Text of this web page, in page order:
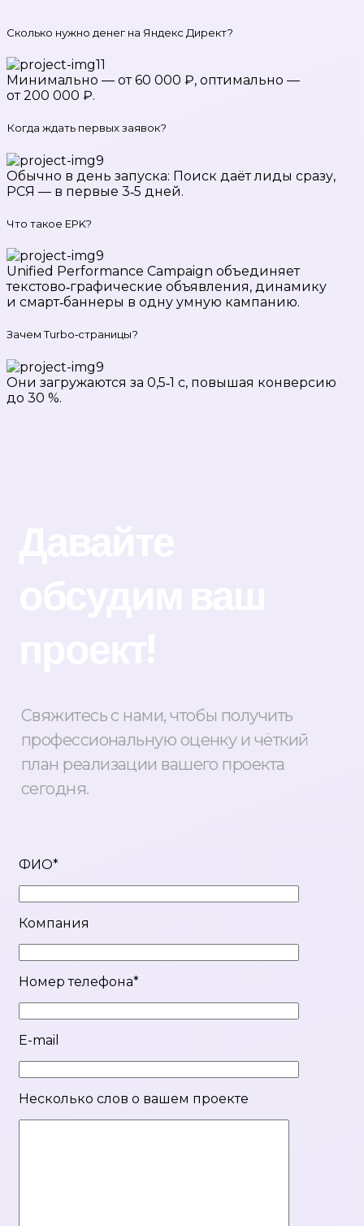
Сколько нужно денег на Яндекс Директ?
Минимально — от 60 000 ₽, оптимально —
от 200 000 ₽.
Когда ждать первых заявок?
Обычно в день запуска: Поиск даёт лиды сразу,
РСЯ — в первые 3‑5 дней.
Что такое EPK?
Unified Performance Campaign объединяет
текстово‑графические объявления, динамику
и смарт‑баннеры в одну умную кампанию.
Зачем Turbo‑страницы?
Они загружаются за 0,5‑1 с, повышая конверсию
до 30 %.
Свяжитесь с нами, чтобы получить
профессиональную оценку и чёткий
план реализации вашего проекта
сегодня.
ФИО*
Компания
Номер телефона*
E-mail
Несколько слов о вашем проекте